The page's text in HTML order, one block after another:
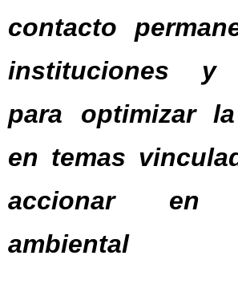
contacto
instituciones y
para optimizar
en temas
accionar en
ambiental